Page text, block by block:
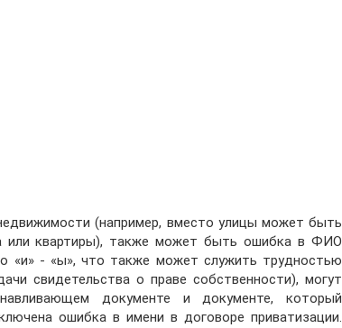
(например, вместо улицы может быть
или квартиры), также может быть ошибка в ФИО
«и» - «ы», что также может служить трудностью
свидетельства о праве собственности), могут
документе и документе, который
ошибка в имени в договоре приватизации.